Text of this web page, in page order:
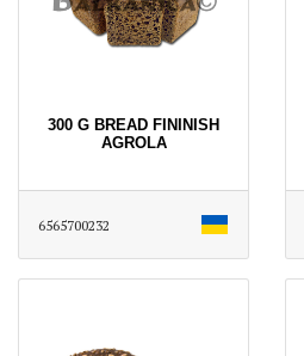
300 G BREAD FININISH
AGROLA
6565700232